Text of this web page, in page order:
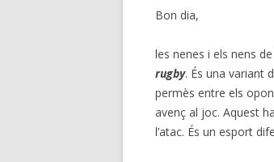
Bon dia,
les nenes i els nens
rugby. És una variant
permès entre els
avenç al joc. Aquest
l’atac. És un esport